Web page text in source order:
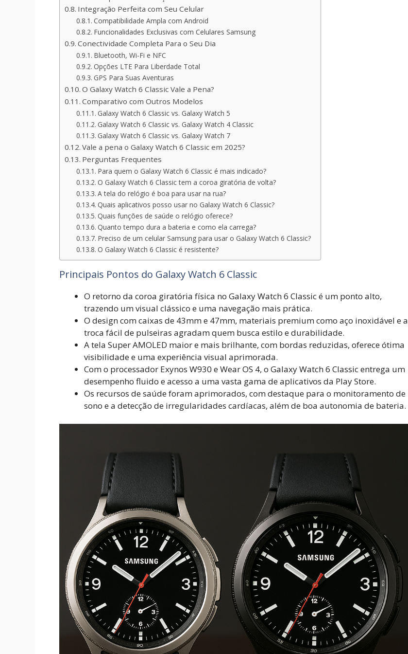
Integração Perfeita com Seu Celular
Compatibilidade Ampla com Android
Funcionalidades Exclusivas com Celulares Samsung
Conectividade Completa Para o Seu Dia
Bluetooth, Wi-Fi e NFC
Opções LTE Para Liberdade Total
GPS Para Suas Aventuras
O Galaxy Watch 6 Classic Vale a Pena?
Comparativo com Outros Modelos
Galaxy Watch 6 Classic vs. Galaxy Watch 5
Galaxy Watch 6 Classic vs. Galaxy Watch 4 Classic
Galaxy Watch 6 Classic vs. Galaxy Watch 7
Vale a pena o Galaxy Watch 6 Classic em 2025?
Perguntas Frequentes
Para quem o Galaxy Watch 6 Classic é mais indicado?
O Galaxy Watch 6 Classic tem a coroa giratória de volta?
A tela do relógio é boa para usar na rua?
Quais aplicativos posso usar no Galaxy Watch 6 Classic?
Quais funções de saúde o relógio oferece?
Quanto tempo dura a bateria e como ela carrega?
Preciso de um celular Samsung para usar o Galaxy Watch 6 Classic?
O Galaxy Watch 6 Classic é resistente?
Principais Pontos do Galaxy Watch 6 Classic
O retorno da coroa giratória física no Galaxy Watch 6 Classic é um ponto alto,
trazendo um visual clássico e uma navegação mais prática.
O design com caixas de 43mm e 47mm, materiais premium como aço inoxidável e a
troca fácil de pulseiras agradam quem busca estilo e durabilidade.
A tela Super AMOLED maior e mais brilhante, com bordas reduzidas, oferece ótima
visibilidade e uma experiência visual aprimorada.
Com o processador Exynos W930 e Wear OS 4, o Galaxy Watch 6 Classic entrega um
desempenho fluido e acesso a uma vasta gama de aplicativos da Play Store.
Os recursos de saúde foram aprimorados, com destaque para o monitoramento de
sono e a detecção de irregularidades cardíacas, além de boa autonomia de bateria.